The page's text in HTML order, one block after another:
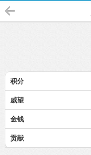
积分
威望
金钱
贡献